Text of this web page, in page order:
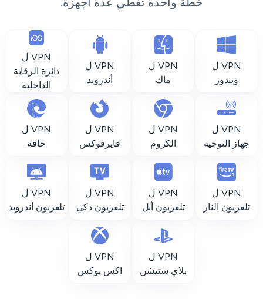
VPN ل
ويندوز
VPN ل
ماك
VPN ل
أندرويد
VPN ل
دائرة الرقابة
الداخلية
VPN ل
جهاز التوجيه
VPN ل
الكروم
VPN ل
فايرفوكس
VPN ل
حافة
VPN ل
تلفزيون النار
VPN ل
تلفزيون أبل
VPN ل
تلفزيون ذكي
VPN ل
تلفزيون أندرويد
VPN ل
بلاي ستيشن
VPN ل
اكس بوكس